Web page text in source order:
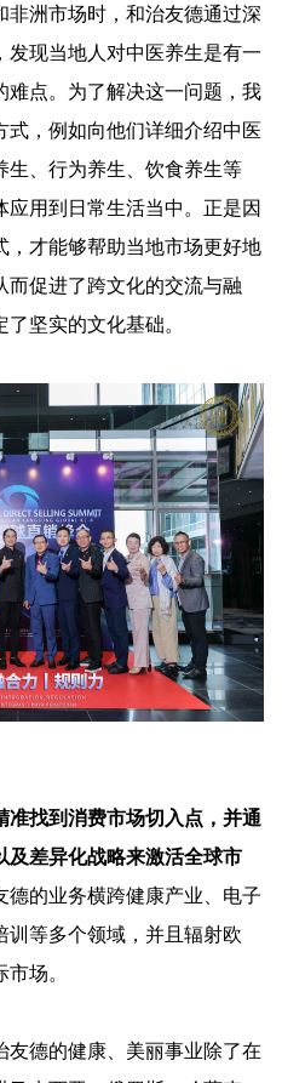
洲市场时，和治友德通过深
发现当地人对中医养生是有一
难点。为了解决这一问题，我
，例如向他们详细介绍中医
生、行为养生、饮食养生等
用到日常生活当中。正是因
，才能够帮助当地市场更好地
而促进了跨文化的交流与融
坚实的文化基础。
准找到消费市场切入点，并通
及差异化战略来激活全球市
德的业务横跨健康产业、电子
等多个领域， 并且 辐射欧
场。
德的健康、美丽事业除了在